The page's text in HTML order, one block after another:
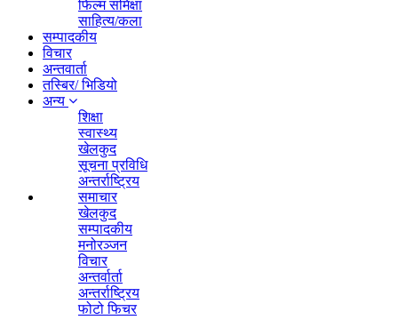
फिल्म समिक्षा
साहित्य/कला
सम्पादकीय
विचार
अन्तवार्ता
तस्बिर/ भिडियो
अन्य
शिक्षा
स्वास्थ्य
खेलकुद
सूचना प्रविधि
अन्तर्राष्ट्रिय
समाचार
खेलकुद
सम्पादकीय
मनोरञ्जन
विचार
अन्तर्वार्ता
अन्तर्राष्ट्रिय
फोटो फिचर